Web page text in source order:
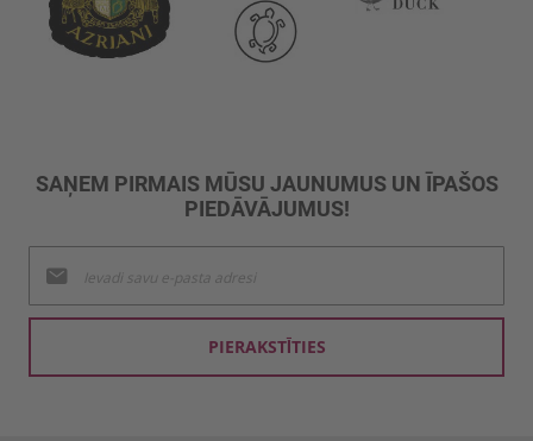
SAŅEM PIRMAIS MŪSU JAUNUMUS UN ĪPAŠOS
PIEDĀVĀJUMUS!
jaunumu
saņemšanai:
PIERAKSTĪTIES